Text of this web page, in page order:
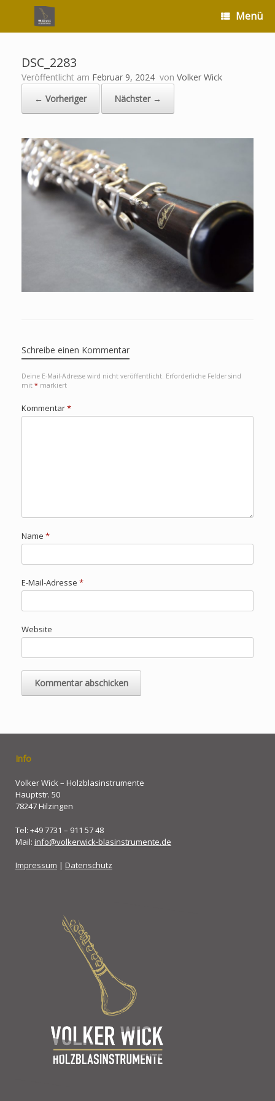
Menü
DSC_2283
Veröffentlicht am Februar 9, 2024 von Volker Wick
← Vorheriger
Nächster →
Schreibe einen Kommentar
Deine E-Mail-Adresse wird nicht veröffentlicht. Erforderliche Felder sind
mit * markiert
Kommentar*
Name *
E-Mail-Adresse *
Website
Info
Volker Wick – Holzblasinstrumente
Hauptstr. 50
78247 Hilzingen
Tel: +49 7731 – 911 57 48
Mail: info@volkerwick-blasinstrumente.de
Impressum | Datenschutz